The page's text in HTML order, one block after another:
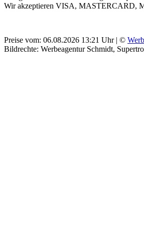
Wir akzeptieren VISA, MASTERCARD,
Preise vom: 06.08.2026 13:21 Uhr | ©
Bildrechte: Werbeagentur Schmidt,